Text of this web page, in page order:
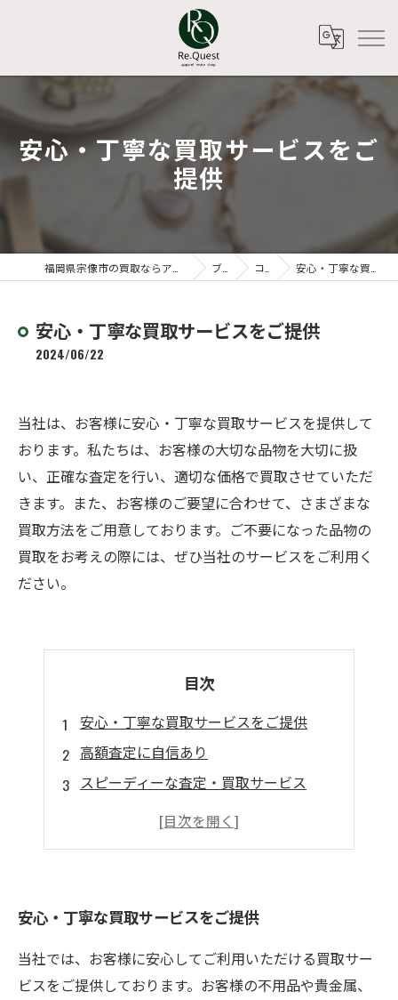
安心・丁寧な買取サービスをご
提供
ブログ コラム 安心・丁寧な買取サービスをご提供
安心・丁寧な買取サービスをご提供
2024/06/22
当社は、お客様に安心・丁寧な買取サービスを提供して
おります。私たちは、お客様の大切な品物を大切に扱
い、正確な査定を行い、適切な価格で買取させていただ
きます。また、お客様のご要望に合わせて、さまざまな
買取方法をご用意しております。ご不要になった品物の
買取をお考えの際には、ぜひ当社のサービスをご利用く
ださい。
目次
安心・丁寧な買取サービスをご提供
高額査定に自信あり
スピーディーな査定・買取サービス
お客様のプライバシーは絶対に守ります
安心・丁寧な買取サービスをご提供
当社では、お客様に安心してご利用いただける買取サー
ビスをご提供しております。お客様の不用品や貴金属、